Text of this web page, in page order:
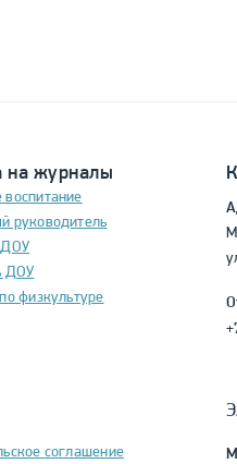
на журналы
руководитель
ДОУ
ДОУ
физкультуре
соглашение